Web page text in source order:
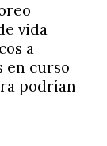
vida
a
en curso
podrían